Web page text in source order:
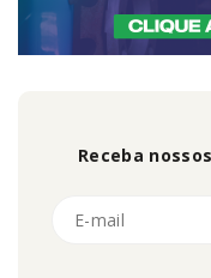
Receba